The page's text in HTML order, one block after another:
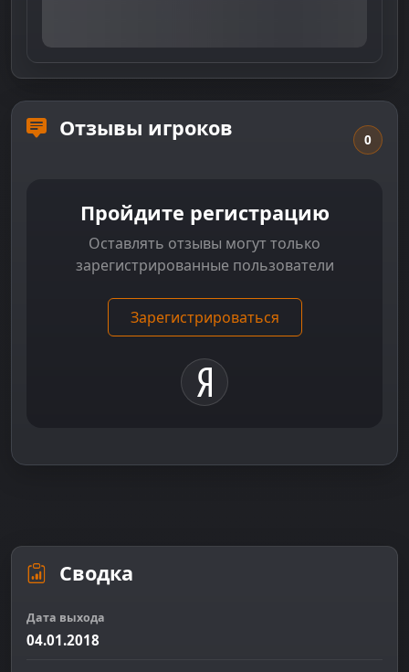
Отзывы игроков 0
Пройдите регистрацию
Оставлять отзывы могут только
зарегистрированные пользователи
Зарегистрироваться
Сводка
Дата выхода
04.01.2018